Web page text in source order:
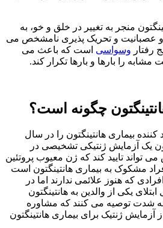
منجر به تغییر در خلق و خو، به
و تحریک پذیری نامشخص می
وسواسیاست که باعث می
را بارها و بارها تکرار کند.
چگونه است؟
بیماری هانتینگتون را در سال
یک آزمایش ژنتیکی تشخیصی در
تایید کند که ژن معیوب پروتئین
به بیماری هانتینگتون است
هنوز علائمی ندارند اما در
از والدین به هانتینگتون
توصیه می کنند که مشاوره
ژنتیک برای بیماری هانتینگتون